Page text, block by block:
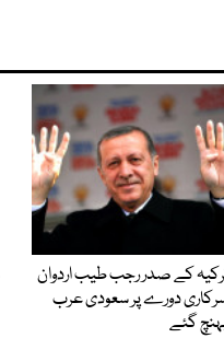
کے صدر رجب طیب اردوان
دورے پر سعودی عرب
گئے